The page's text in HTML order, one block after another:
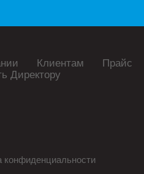
Клиентам Прайс
Директору
конфиденциальности